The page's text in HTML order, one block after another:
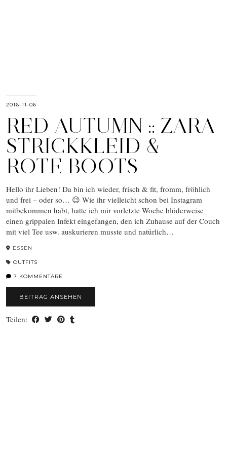
2016-11-06
RED AUTUMN :: ZARA
STRICKKLEID &
ROTE BOOTS
Hello ihr Lieben! Da bin ich wieder, frisch & fit, fromm, fröhlich
und frei – oder so… 😉 Wie ihr vielleicht schon bei Instagram
mitbekommen habt, hatte ich mir vorletzte Woche blöderweise
einen grippalen Infekt eingefangen, den ich Zuhause auf der Couch
mit viel Tee usw. auskurieren musste und natürlich…
ESSEN
OUTFITS
7 KOMMENTARE
BEITRAG ANSEHEN
Teilen: